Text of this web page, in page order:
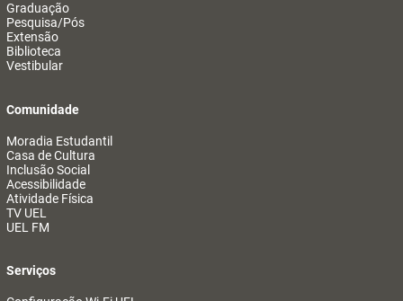
Graduação
Pesquisa/Pós
Extensão
Biblioteca
Vestibular
Comunidade
Moradia Estudantil
Casa de Cultura
Inclusão Social
Acessibilidade
Atividade Física
TV UEL
UEL FM
Serviços